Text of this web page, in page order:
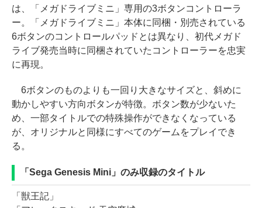
は、「メガドライブミニ」専用の3ボタンコントローラ
ー。「メガドライブミニ」本体に同梱・別売されている
6ボタンのコントロールパッドとは異なり、初代メガド
ライブ発売当時に同梱されていたコントローラーを忠実
に再現。
6ボタンのものよりも一回り大きなサイズと、斜めに
動かしやすい方向ボタンが特徴。ボタン数が少ないた
め、一部タイトルでの特殊操作ができなくなっている
が、オリジナルと同様にすべてのゲームをプレイでき
る。
「Sega Genesis Mini」のみ収録のタイトル
「獣王記」